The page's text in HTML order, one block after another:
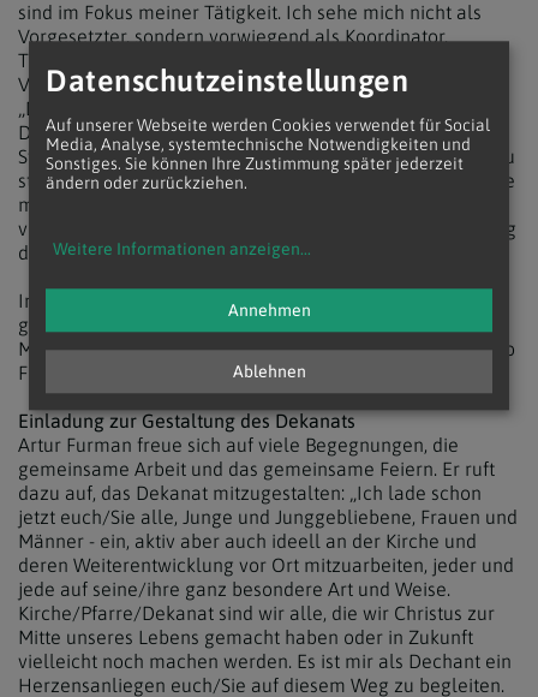
sind im Fokus meiner Tätigkeit. Ich sehe mich nicht als
Vorgesetzter, sondern vorwiegend als Koordinator,
Teammanager und Helfer“, führt Artur Furman sein
Verständnis über das Amt des Dechants aus.
„Die gemeinsame Gestaltung der Seelsorge in unserem
Dekanat liegt mir besonders am Herzen, um somit die
Synodalität auf der Dekanatsebene in den Vordergrund zu
stellen. Die pastoralen Beschlüsse auf der Diözesanebene
möchte ich in unserem Dekanat fördern und
verwirklichen, gerade jetzt wo wir uns selbst auf dem Weg
der pastoralen Veränderungen befinden.
In der Zukunft sehe ich unser Dekanat als ein
gemeinschaftliches Seelsorgeteam, wo alle gerne
Mitmachen und Verantwortung für ihr Handeln tragen“, so
Furman weiter.
Einladung zur Gestaltung des Dekanats
Artur Furman freue sich auf viele Begegnungen, die
gemeinsame Arbeit und das gemeinsame Feiern. Er ruft
dazu auf, das Dekanat mitzugestalten: „Ich lade schon
jetzt euch/Sie alle, Junge und Junggebliebene, Frauen und
Männer - ein, aktiv aber auch ideell an der Kirche und
deren Weiterentwicklung vor Ort mitzuarbeiten, jeder und
jede auf seine/ihre ganz besondere Art und Weise.
Kirche/Pfarre/Dekanat sind wir alle, die wir Christus zur
Mitte unseres Lebens gemacht haben oder in Zukunft
vielleicht noch machen werden. Es ist mir als Dechant ein
Herzensanliegen euch/Sie auf diesem Weg zu begleiten.
Datenschutzeinstellungen
Auf unserer Webseite werden Cookies verwendet für Social
Media, Analyse, systemtechnische Notwendigkeiten und
Sonstiges. Sie können Ihre Zustimmung später jederzeit
ändern oder zurückziehen.
Weitere Informationen anzeigen...
Ablehnen
Annehmen